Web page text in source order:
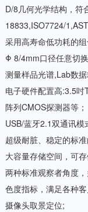
D/8几何光学结构，符
18833,ISO7724/
采用高寿命低功耗的
Φ 8/4mm口径任意切
测量样品光谱,Lab数
电子硬件配置高:3.5
阵列CMOS探测器等；
USB/蓝牙2.1双通讯模
超级耐脏、稳定的标
大容量存储空间，可
两种标准观察者角度
色度指标，满足各种
摄像头取景定位;